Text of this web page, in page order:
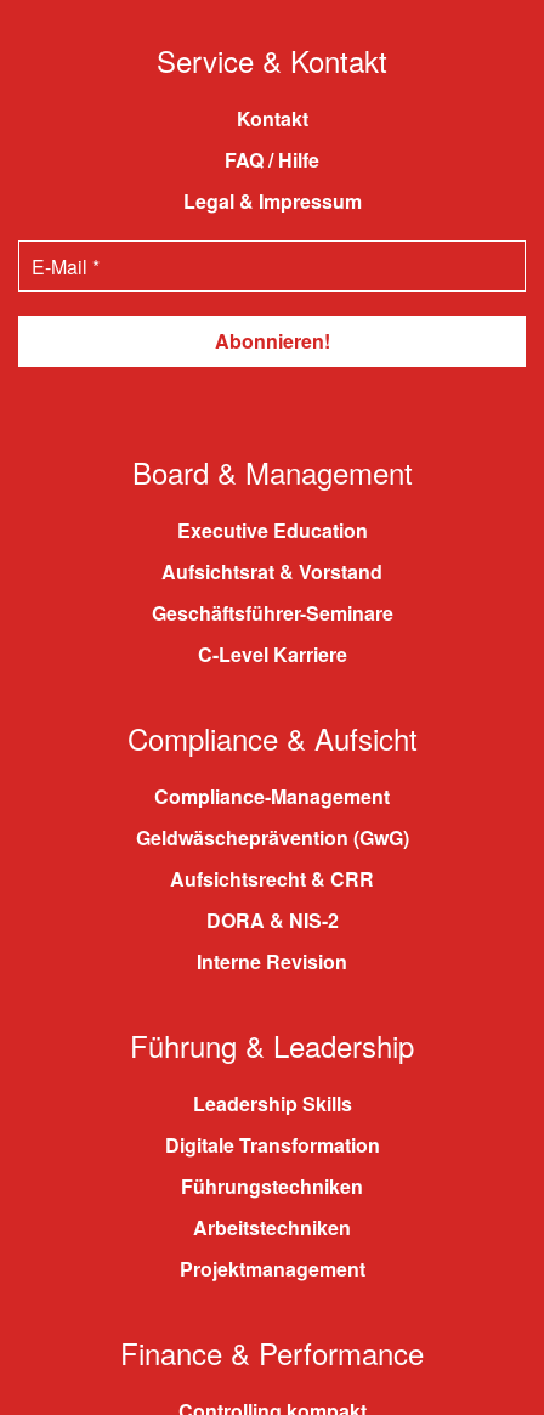
Service & Kontakt
Kontakt
FAQ / Hilfe
Legal & Impressum
Board & Management
Executive Education
Aufsichtsrat & Vorstand
Geschäftsführer-Seminare
C-Level Karriere
Compliance & Aufsicht
Compliance-Management
Geldwäscheprävention (GwG)
Aufsichtsrecht & CRR
DORA & NIS-2
Interne Revision
Führung & Leadership
Leadership Skills
Digitale Transformation
Führungstechniken
Arbeitstechniken
Projektmanagement
Finance & Performance